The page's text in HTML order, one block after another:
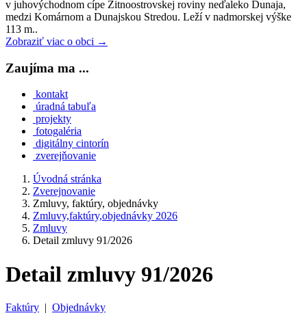
v juhovýchodnom cípe Žitnoostrovskej roviny neďaleko Dunaja,
medzi Komárnom a Dunajskou Stredou. Leží v nadmorskej výške
113 m..
Zobraziť viac o obci →
Zaujíma ma ...
kontakt
úradná tabuľa
projekty
fotogaléria
digitálny cintorín
zverejňovanie
Úvodná stránka
Zverejnovanie
Zmluvy, faktúry, objednávky
Zmluvy,faktúry,objednávky 2026
Zmluvy
Detail zmluvy 91/2026
Detail zmluvy 91/2026
Faktúry | Objednávky